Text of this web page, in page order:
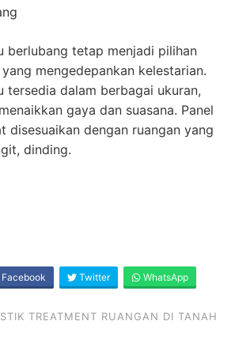
berlubang tetap menjadi pilihan
mengedepankan kelestarian.
tersedia dalam berbagai ukuran,
gaya dan suasana. Panel
disesuaikan dengan ruangan yang
dinding.
Facebook Twitter WhatsApp
TREATMENT RUANGAN DI TANAH